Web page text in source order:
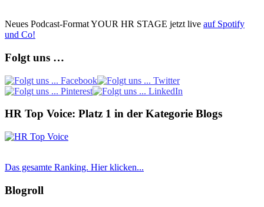
Neues Podcast-Format YOUR HR STAGE jetzt live auf Spotify
und Co!
Folgt uns …
HR Top Voice: Platz 1 in der Kategorie Blogs
Das gesamte Ranking. Hier klicken...
Blogroll